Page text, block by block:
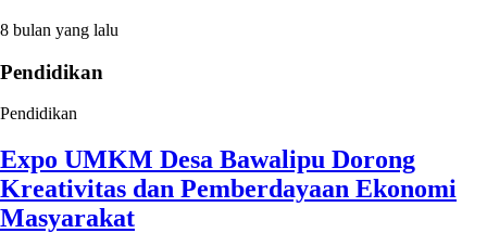
8 bulan yang lalu
Pendidikan
Pendidikan
Expo UMKM Desa Bawalipu Dorong
Kreativitas dan Pemberdayaan Ekonomi
Masyarakat